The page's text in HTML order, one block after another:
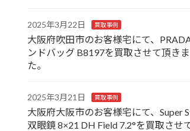
2025年3月22日 買取事例
大阪府吹田市のお客様宅にて、
ンドバッグ B8197を買取させて頂き
た。
2025年3月21日 買取事例
大阪府大阪市のお客様宅にて、Super
双眼鏡 8×21 DH Field 7.2°を買取させ